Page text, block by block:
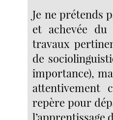
Je ne prétends
et achevée du
travaux
de
importance),
attentivement
repère pour
l’apprentissage